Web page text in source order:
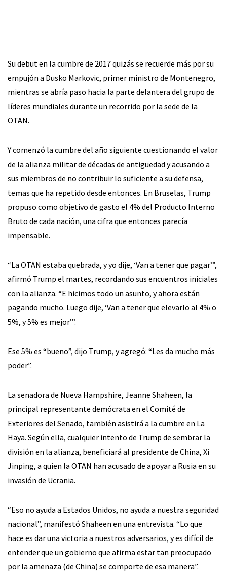
Su debut en la cumbre de 2017 quizás se recuerde más por su
empujón a Dusko Markovic, primer ministro de Montenegro,
mientras se abría paso hacia la parte delantera del grupo de
líderes mundiales durante un recorrido por la sede de la
OTAN.
Y comenzó la cumbre del año siguiente cuestionando el valor
de la alianza militar de décadas de antigüedad y acusando a
sus miembros de no contribuir lo suficiente a su defensa,
temas que ha repetido desde entonces. En Bruselas, Trump
propuso como objetivo de gasto el 4% del Producto Interno
Bruto de cada nación, una cifra que entonces parecía
impensable.
“La OTAN estaba quebrada, y yo dije, ‘Van a tener que pagar’”,
afirmó Trump el martes, recordando sus encuentros iniciales
con la alianza. “E hicimos todo un asunto, y ahora están
pagando mucho. Luego dije, ‘Van a tener que elevarlo al 4% o
5%, y 5% es mejor’”.
Ese 5% es “bueno”, dijo Trump, y agregó: “Les da mucho más
poder”.
La senadora de Nueva Hampshire, Jeanne Shaheen, la
principal representante demócrata en el Comité de
Exteriores del Senado, también asistirá a la cumbre en La
Haya. Según ella, cualquier intento de Trump de sembrar la
división en la alianza, beneficiará al presidente de China, Xi
Jinping, a quien la OTAN han acusado de apoyar a Rusia en su
invasión de Ucrania.
“Eso no ayuda a Estados Unidos, no ayuda a nuestra seguridad
nacional”, manifestó Shaheen en una entrevista. “Lo que
hace es dar una victoria a nuestros adversarios, y es difícil de
entender que un gobierno que afirma estar tan preocupado
por la amenaza (de China) se comporte de esa manera”.